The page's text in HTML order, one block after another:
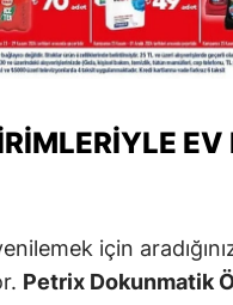
Uşak
Van
Zonguldak
Bayburtiçin
Petrix Dokunmatik